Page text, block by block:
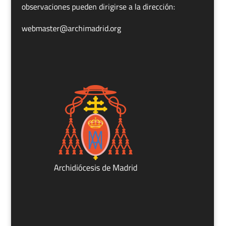
observaciones pueden dirigirse a la dirección:
webmaster@archimadrid.org